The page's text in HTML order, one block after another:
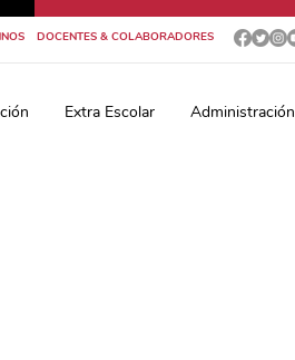
DOCENTES & COLABORADORES
Extra Escolar Administración